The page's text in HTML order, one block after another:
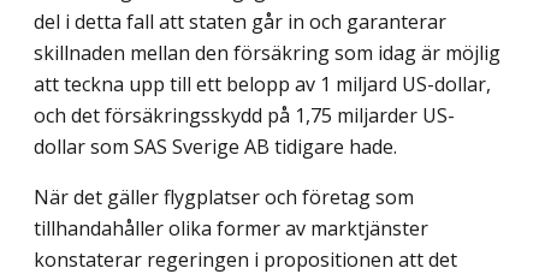
del i detta fall att staten går in och garanterar
skillnaden mellan den försäkring som idag är möjlig
att teckna upp till ett belopp av 1 miljard US-dollar,
och det försäkringsskydd på 1,75 miljarder US-
dollar som SAS Sverige AB tidigare hade.
När det gäller flygplatser och företag som
tillhandahåller olika former av marktjänster
konstaterar regeringen i propositionen att det